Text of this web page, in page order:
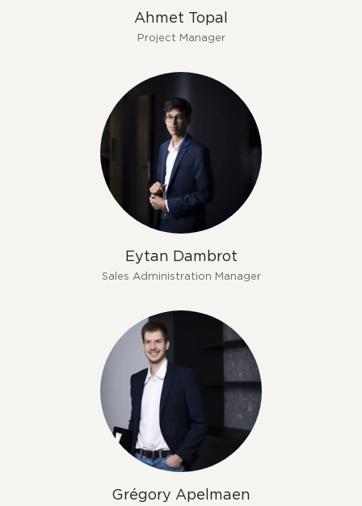
Ahmet Topal
Project Manager
Eytan Dambrot
Sales Administration Manager
Grégory Apelmaen